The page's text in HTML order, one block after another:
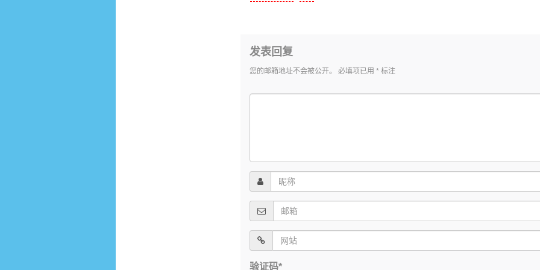
发表回复
您的邮箱地址不会被公开。 必填项已用 * 标注
验证码*